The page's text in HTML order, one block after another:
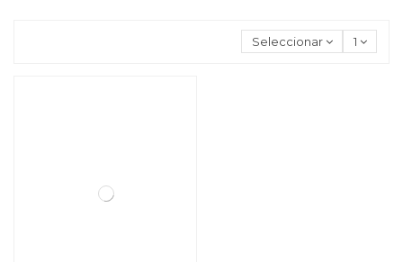
Seleccionar 1